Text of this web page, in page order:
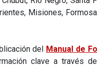
Misiones,
del Manual de
clave a través